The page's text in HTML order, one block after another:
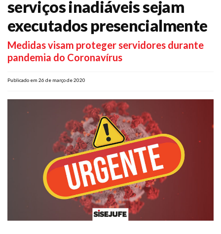
serviços inadiáveis sejam
executados presencialmente
Medidas visam proteger servidores durante
pandemia do Coronavírus
Publicado em 26 de março de 2020
Plano de Saúde
Assistência Funeral
FacebookInstagramTwitter Youtube